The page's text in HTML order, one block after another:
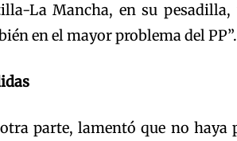
La Mancha, en su
en el mayor problema del PP”.
parte, lamentó que no haya